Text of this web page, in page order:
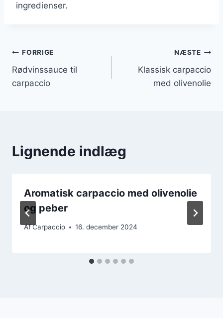
ingredienser.
Indlægsnavigation
FORRIGE
Rødvinssauce til
carpaccio
NÆSTE
Klassisk carpaccio
med olivenolie
Lignende indlæg
Aromatisk carpaccio med olivenolie
og peber
AfCarpaccio 16. december 2024